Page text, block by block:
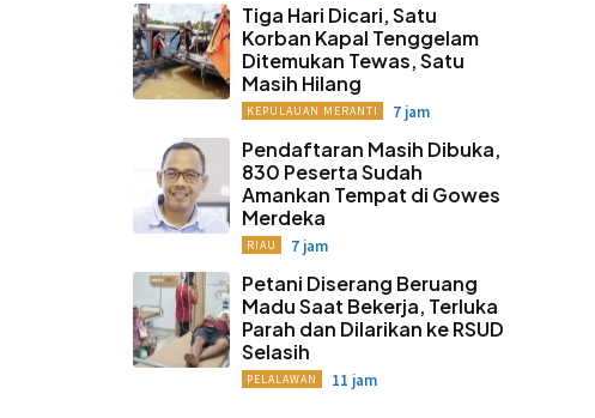
Tiga Hari Dicari, Satu
Korban Kapal Tenggelam
Ditemukan Tewas, Satu
Masih Hilang
KEPULAUAN MERANTI 7 jam
Pendaftaran Masih Dibuka,
830 Peserta Sudah
Amankan Tempat di Gowes
Merdeka
RIAU 7 jam
Petani Diserang Beruang
Madu Saat Bekerja, Terluka
Parah dan Dilarikan ke RSUD
Selasih
PELALAWAN 11 jam